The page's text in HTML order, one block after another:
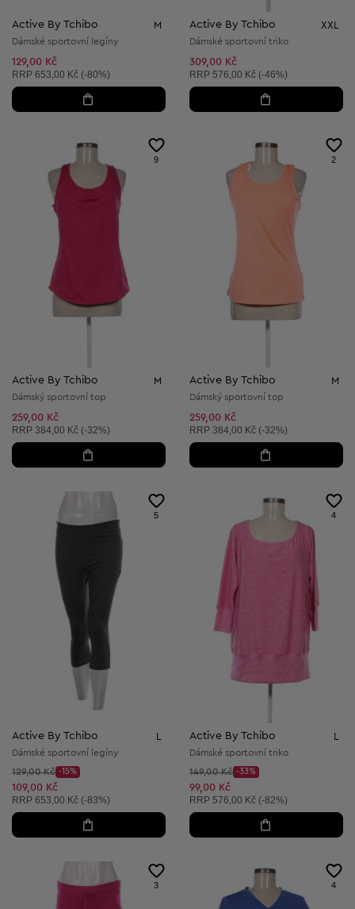
Active By Tchibo M
Dámské sportovní legíny
129,00 Kč
Doporučená cena:
RRP 653,00 Kč (-80%)
Active By Tchibo XXL
Dámské sportovní triko
309,00 Kč
Doporučená cena:
RRP 576,00 Kč (-46%)
9
Active By Tchibo M
Dámský sportovní top
259,00 Kč
Doporučená cena:
RRP 384,00 Kč (-32%)
2
Active By Tchibo M
Dámský sportovní top
259,00 Kč
Doporučená cena:
RRP 384,00 Kč (-32%)
5
Active By Tchibo
Dámské sportovní legíny
Původní cena:
129,00 Kč
Discount Price:
-15%
Snížená cena:
109,00 Kč
Doporučená cena:
RRP 653,00 Kč (-83%)
4
Active By Tchibo
Dámské sportovní triko
Původní cena:
149,00 Kč
Discount Price:
-33%
Snížená cena:
99,00 Kč
Doporučená cena:
RRP 576,00 Kč (-82%)
3 4